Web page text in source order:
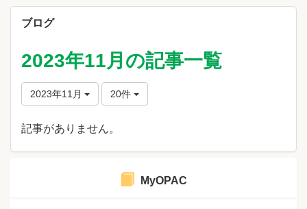
ブログ
2023年11月の記事一覧
2023年11月 20件
記事がありません。
MyOPAC